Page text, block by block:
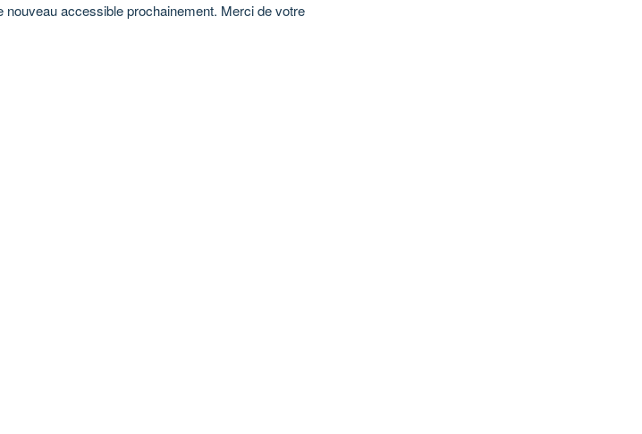
accessible prochainement. Merci de votre